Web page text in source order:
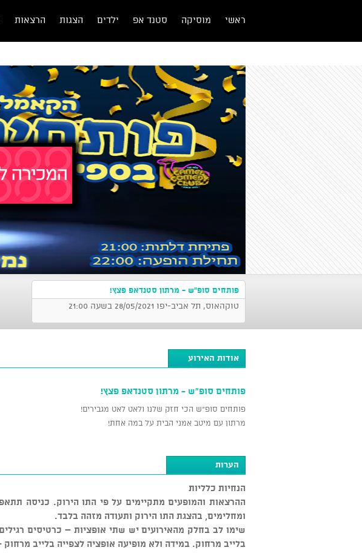
ראשי מוסיקה סטנד אפ ילדים הצגות הרצאות
פותחים סופ"ש - מרתון סטנדאפ פצץ!
טוקהאוס, תל אביב-יפו 28/05/2021 בשעה 21:00
אודות האירוע
פותחים סופ"ש - מרתון סטנדאפ פצץ!
פותחים סופ"ש הכי חזק שלנו ולאט לאט מגבירים!
מרתון עם מיטב אמני הבית על במה אחת!
הערות
הנחיות כלליות
ההרצאות והמופעים מתקיימים על פי התו הירוק. כניסה
ומחלימים, בהצגת התו הירוק ותעודה מזהה בלבד.
שימו לב בחלק מהאירועים יש שתי אופציות – כרטיסים רגילים
בלייב מרחוק. במידה ולא מופיעה אופציה לצפייה בלייב